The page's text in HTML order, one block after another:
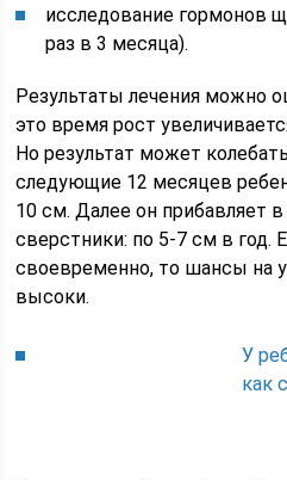
исследование гормонов
раз в 3 месяца).
Результаты лечения можно
это время рост
Но результат может
следующие 12 месяцев
10 см. Далее он прибавляет
сверстники: по 5-7 см в год.
своевременно, то шансы на
высоки.
У
как